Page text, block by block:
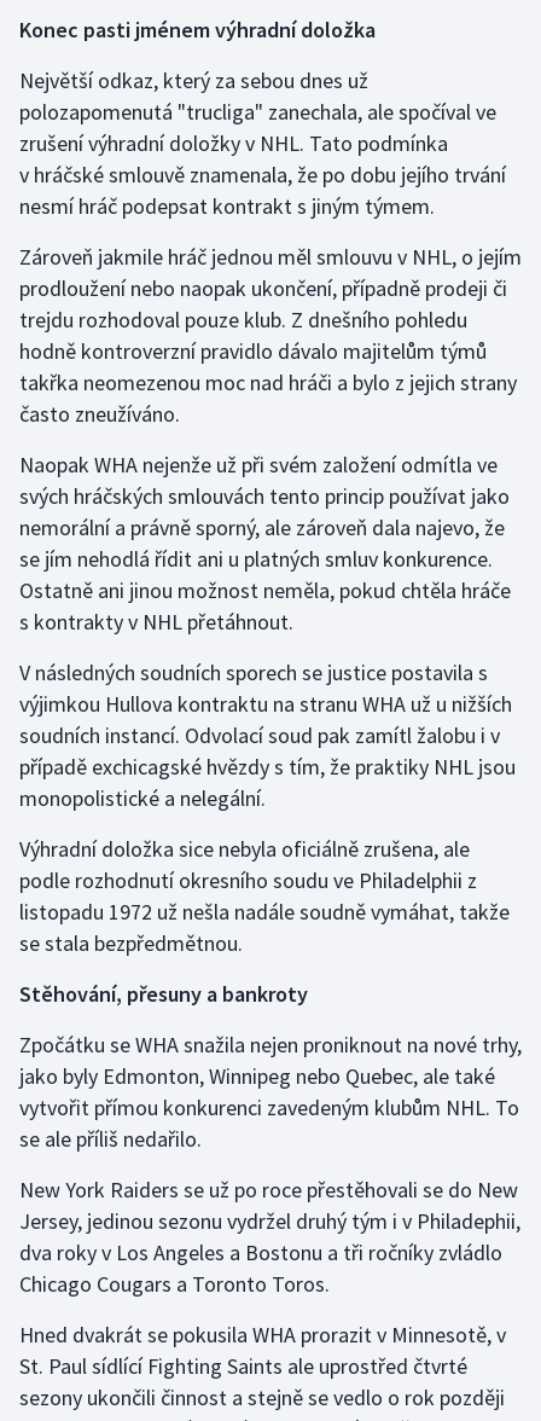
Konec pasti jménem výhradní doložka
Největší odkaz, který za sebou dnes už
polozapomenutá "trucliga" zanechala, ale spočíval ve
zrušení výhradní doložky v NHL. Tato podmínka
v hráčské smlouvě znamenala, že po dobu jejího trvání
nesmí hráč podepsat kontrakt s jiným týmem.
Zároveň jakmile hráč jednou měl smlouvu v NHL, o jejím
prodloužení nebo naopak ukončení, případně prodeji či
trejdu rozhodoval pouze klub. Z dnešního pohledu
hodně kontroverzní pravidlo dávalo majitelům týmů
takřka neomezenou moc nad hráči a bylo z jejich strany
často zneužíváno.
Naopak WHA nejenže už při svém založení odmítla ve
svých hráčských smlouvách tento princip používat jako
nemorální a právně sporný, ale zároveň dala najevo, že
se jím nehodlá řídit ani u platných smluv konkurence.
Ostatně ani jinou možnost neměla, pokud chtěla hráče
s kontrakty v NHL přetáhnout.
V následných soudních sporech se justice postavila s
výjimkou Hullova kontraktu na stranu WHA už u nižších
soudních instancí. Odvolací soud pak zamítl žalobu i v
případě exchicagské hvězdy s tím, že praktiky NHL jsou
monopolistické a nelegální.
Výhradní doložka sice nebyla oficiálně zrušena, ale
podle rozhodnutí okresního soudu ve Philadelphii z
listopadu 1972 už nešla nadále soudně vymáhat, takže
se stala bezpředmětnou.
Stěhování, přesuny a bankroty
Zpočátku se WHA snažila nejen proniknout na nové trhy,
jako byly Edmonton, Winnipeg nebo Quebec, ale také
vytvořit přímou konkurenci zavedeným klubům NHL. To
se ale příliš nedařilo.
New York Raiders se už po roce přestěhovali se do New
Jersey, jedinou sezonu vydržel druhý tým i v Philadephii,
dva roky v Los Angeles a Bostonu a tři ročníky zvládlo
Chicago Cougars a Toronto Toros.
Hned dvakrát se pokusila WHA prorazit v Minnesotě, v
St. Paul sídlící Fighting Saints ale uprostřed čtvrté
sezony ukončili činnost a stejně se vedlo o rok později